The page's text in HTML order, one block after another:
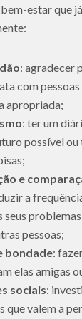
estar que
: agradecer
com pessoas
apropriada;
: ter um
possível
e
a
pessoas;
bondade:
elas amigas
sociais:
que valem a